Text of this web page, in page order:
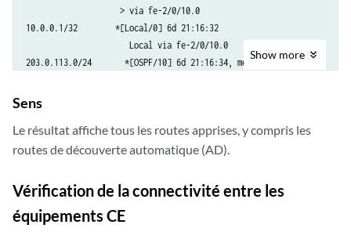
                    > via fe-2/0/10.0
10.0.0.1/32        *[Local/0] 6d 21:16:32
                      Local via fe-2/0/10.0
203.0.113.0/24       *[OSPF/10] 6d 21:16:34, metric 1
+ = Active Route, - = Last Active, * = Both
                    > to 10.0.0.2 via fe-2/0/10.0
mpls.0: 8 destinations, 8 routes (8 active, 0 holddown, 0 hidden)
Show more
Sens
Le résultat affiche tous les routes apprises, y compris les
routes de découverte automatique (AD).
Vérification de la connectivité entre les
équipements CE